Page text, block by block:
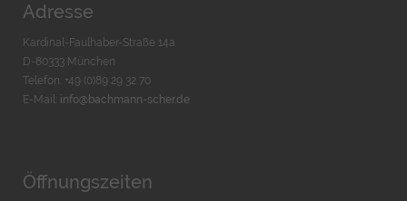
Adresse
Kardinal-Faulhaber-Straße 14a
D-80333 München
Telefon: +49 (0)89 29 32 70
E-Mail: info@bachmann-scher.de
Öffnungszeiten